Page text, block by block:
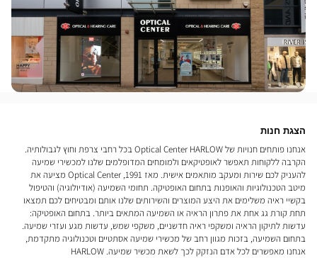
הצגת חנות
אנחנו פותחים חנויות של Optical Center HARLOW בכל רחבי צרפת וחוץ לגבולותיה.
הקרבה ללקוחות תאפשר לאופטיקאים ולמומחים המדופלמים שלנו למכשירי שמיעה
להעניק לכם שירות ומעקב מותאמים אישית. מאז 1991, Optical Center מציעה את
מיטב הטכנולוגיות והאופנות בתחום האופטיקה. תחומי השמיעה (אודיולוגיה) והטיפול
בקשיי ראיה משלימים את היצע המוצרים והשירותים שלנו אותם ומבטיחים לכם תמצאו
תחת קורת גג אחת את פתרון הראיה או השמיעה המתאים ביותר. בתחום האופטיקה:
עדשות לתיקון הראיה ומשקפי ראיה חדשניים, משקפי שמש, עדשות מגע ועזרי שמיעה.
בתחום השמיעה, בזכות מגוון רחב של מכשירי שמיעה אסתטיים וטכנולוגיה מתקדמת,
אנחנו מאפשרים לכל אדם הנזקק לכך לשאת מכשיר שמיעה. HARLOW